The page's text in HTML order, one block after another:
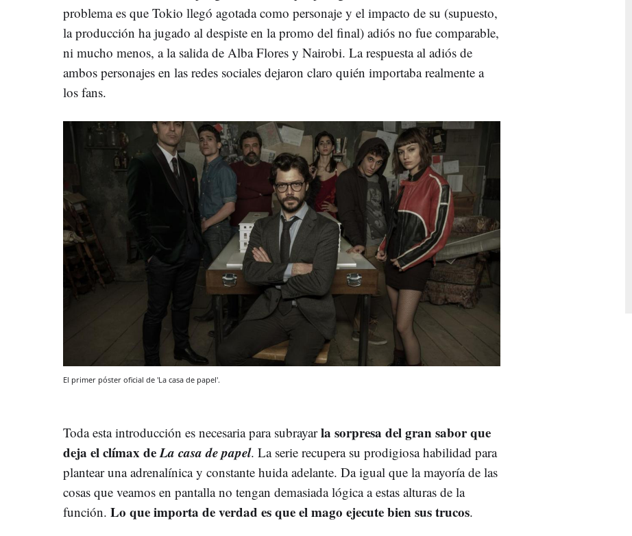
problema es que Tokio llegó agotada como personaje y el impacto de su (supuesto,
la producción ha jugado al despiste en la promo del final) adiós no fue comparable,
ni mucho menos, a la salida de Alba Flores y Nairobi. La respuesta al adiós de
ambos personajes en las redes sociales dejaron claro quién importaba realmente a
los fans.
El primer póster oficial de 'La casa de papel'.
Toda esta introducción es necesaria para subrayarla sorpresa del gran sabor que
deja el clímax deLa casa de papel. La serie recupera su prodigiosa habilidad para
plantear una adrenalínica y constante huida adelante. Da igual que la mayoría de las
cosas que veamos en pantalla no tengan demasiada lógica a estas alturas de la
función. Lo que importa de verdad es que el mago ejecute bien sus trucos.